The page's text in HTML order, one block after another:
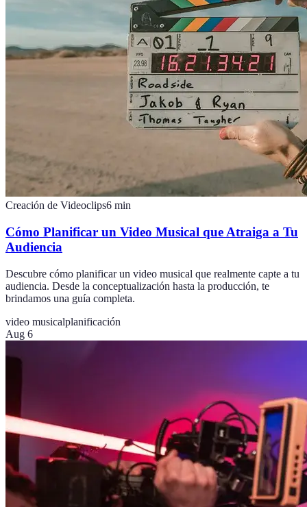
Creación de Videoclips6 min
Cómo Planificar un Video Musical que Atraiga a Tu
Audiencia
Descubre cómo planificar un video musical que realmente capte a tu
audiencia. Desde la conceptualización hasta la producción, te
brindamos una guía completa.
video musicalplanificación
Aug 6